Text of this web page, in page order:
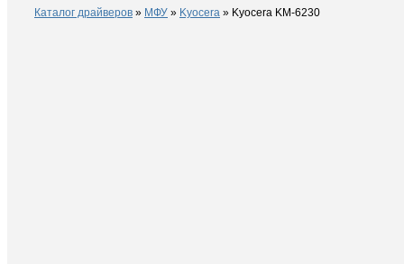
Каталог драйверов » МФУ » Kyocera » Kyocera KM-6230